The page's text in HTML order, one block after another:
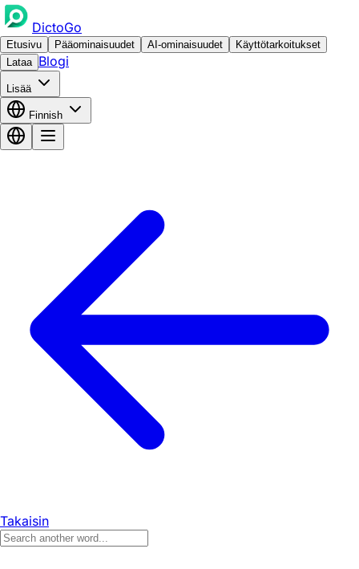
DictoGo
Etusivu Pääominaisuudet AI-ominaisuudet
Käyttötarkoitukset
Lataa Blogi
Lisää
Finnish
Takaisin